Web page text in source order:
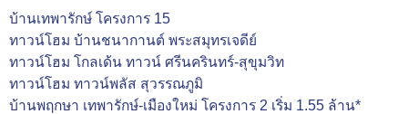
บ้านเทพารักษ์ โครงการ 15
ทาวน์โฮม บ้านชนากานต์ พระสมุทรเจดีย์
ทาวน์โฮม โกลเด้น ทาวน์ ศรีนครินทร์-สุขุมวิท
ทาวน์โฮม ทาวน์พลัส สุวรรณภูมิ
บ้านพฤกษา เทพารักษ์-เมืองใหม่ โครงการ 2 เริ่ม 1.55 ล้าน*